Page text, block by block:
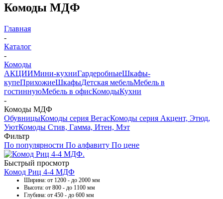
Комоды МДФ
Главная
-
Каталог
-
Комоды
АКЦИИМини-кухниГардеробныеШкафы-
купеПрихожиеШкафыДетская мебельМебель в
гостиннуюМебель в офисКомодыКухни
-
Комоды МДФ
ОбувницыКомоды серия ВегасКомоды серия Акцент, Этюд,
УютКомоды Стив, Гамма, Итен, Мэт
Фильтр
По популярности По алфавиту По цене
Быстрый просмотр
Комод Риц 4-4 МДФ
Ширина: от 1200 - до 2000 мм
Высота: от 800 - до 1100 мм
Глубина: от 450 - до 600 мм